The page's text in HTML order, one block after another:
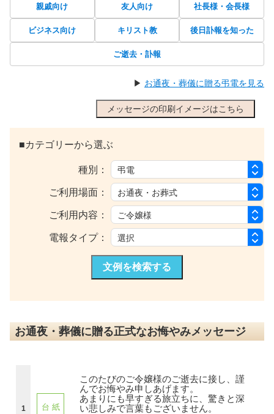
親戚向け 友人向け 社長様・会長様
ビジネス向け キリスト教 後日訃報を知った
ご逝去・訃報
▶ お通夜・葬儀に贈る弔電を見る
メッセージの印刷イメージはこちら
■カテゴリーから選ぶ
種別：
ご利用場面：
ご利用内容：
電報タイプ：
文例を検索する
お通夜・葬儀に贈る正式なお悔やみメッセージ
1 台 紙
このたびのご令嬢様のご逝去に接し、謹
んでお悔やみ申しあげます。
あまりにも早すぎる旅立ちに、驚きと深
い悲しみで言葉もございません。